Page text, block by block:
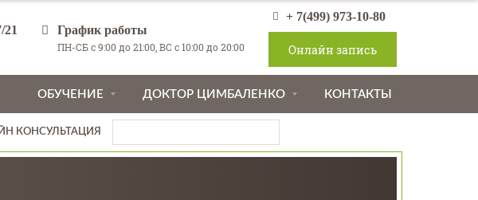
21 График работы
ПН-СБ с 9:00 до 21:00, ВС с 10:00 до 20:00
+ 7(499) 973-10-80
Онлайн запись
ОБУЧЕНИЕ ДОКТОР ЦИМБАЛЕНКО КОНТАКТЫ
КОНСУЛЬТАЦИЯ